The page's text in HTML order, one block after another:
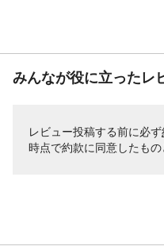
みんなが役に立ったレ
レビュー投稿する前に必ず
時点で約款に同意したもの